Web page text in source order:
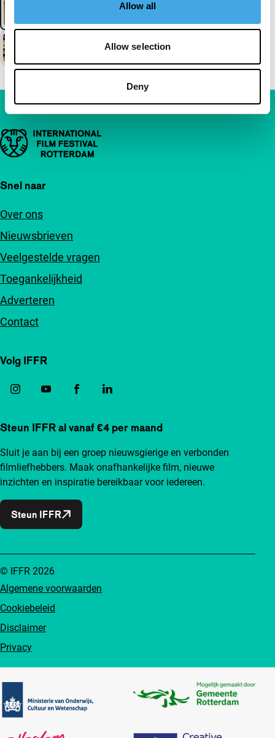
Allow all
Allow selection
Deny
Belangrijke links
Snel naar
Over ons
Nieuwsbrieven
Veelgestelde vragen
Toegankelijkheid
Adverteren
Contact
Volg IFFR
Steun IFFR al vanaf €4 per maand
Sluit je aan bij een groep nieuwsgierige en verbonden
filmliefhebbers. Maak onafhankelijke film, nieuwe
inzichten en inspiratie bereikbaar voor iedereen.
Steun IFFR
Algemene voorwaarden
Cookiebeleid
Disclaimer
Privacy
© IFFR 2026